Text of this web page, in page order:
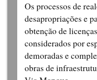
Os processos de
desapropriações e
obtenção de
considerados por
demoradas e
obras de